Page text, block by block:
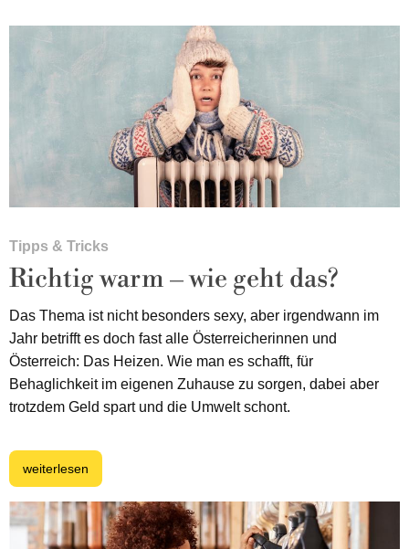
Tipps & Tricks
Richtig warm – wie geht das?
Das Thema ist nicht besonders sexy, aber irgendwann im
Jahr betrifft es doch fast alle Österreicherinnen und
Österreich: Das Heizen. Wie man es schafft, für
Behaglichkeit im eigenen Zuhause zu sorgen, dabei aber
trotzdem Geld spart und die Umwelt schont.
weiterlesen